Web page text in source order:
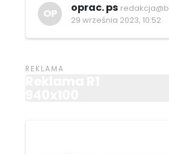
OP oprac. ps
29 września 2023, 10:52